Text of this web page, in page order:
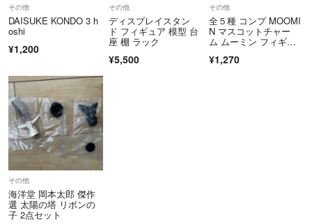
その他
DAISUKE KONDO 3 h
oshi
¥1,200
その他
ディスプレイスタン
ド フィギュア 模型 台
座 棚 ラック
¥5,500
その他
全５種 コンプ MOOMI
N マスコットチャー
ム ムーミン フィギュ
¥1,270
その他
海洋堂 岡本太郎 傑作
選 太陽の塔 リボンの
子 2点セット